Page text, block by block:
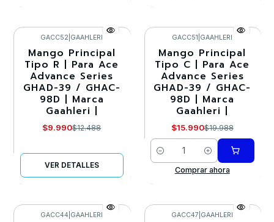
-20%
Agotado
GACC52 GAAHLERI
Mango Principal
Tipo R | Para Ace
Advance Series
GHAD-39 / GHAC-
98D | Marca
Gaahleri |
$9.990$12.488
VER DETALLES
-20%
GACC51 GAAHLERI
Mango Principal
Tipo C | Para Ace
Advance Series
GHAD-39 / GHAC-
98D | Marca
Gaahleri |
$15.990$19.988
Cantidad
Comprar ahora
GACC44 GAAHLERI GACC47 GAAHLERI